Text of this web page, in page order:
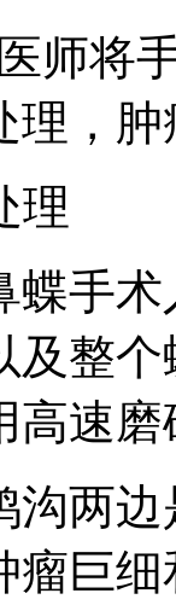
师将
理，
理
蝶手
及整
高速
沟两
瘤巨